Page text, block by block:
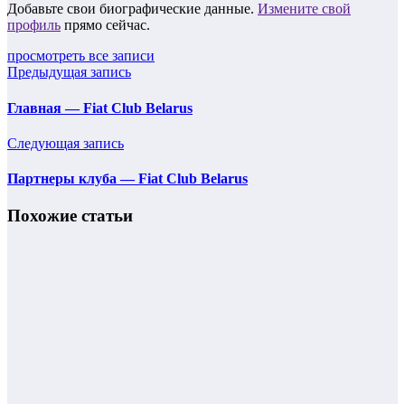
Добавьте свои биографические данные. Измените свой
профиль прямо сейчас.
просмотреть все записи
Предыдущая запись
Главная — Fiat Club Belarus
Следующая запись
Партнеры клуба — Fiat Club Belarus
Похожие статьи